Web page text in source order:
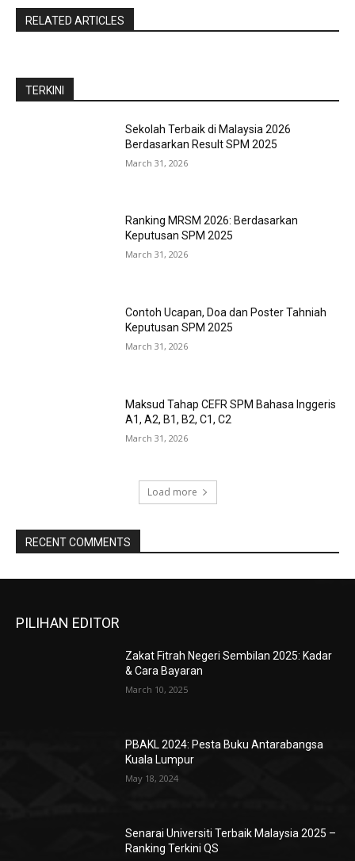
RELATED ARTICLES
TERKINI
Sekolah Terbaik di Malaysia 2026
Berdasarkan Result SPM 2025
March 31, 2026
Ranking MRSM 2026: Berdasarkan
Keputusan SPM 2025
March 31, 2026
Contoh Ucapan, Doa dan Poster Tahniah
Keputusan SPM 2025
March 31, 2026
Maksud Tahap CEFR SPM Bahasa Inggeris
A1, A2, B1, B2, C1, C2
March 31, 2026
Load more
RECENT COMMENTS
PILIHAN EDITOR
Zakat Fitrah Negeri Sembilan 2025: Kadar
& Cara Bayaran
March 10, 2025
PBAKL 2024: Pesta Buku Antarabangsa
Kuala Lumpur
May 18, 2024
Senarai Universiti Terbaik Malaysia 2025 –
Ranking Terkini QS